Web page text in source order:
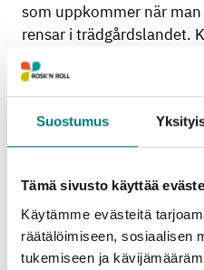
Suostumus
Tämä sivusto käyttää
Käytämme evästeitä
räätälöimiseen, sosiaalisen
tukemiseen ja
som uppkommer när
rensar i trädgårdslandet.
avfallsstationerna
avfallscentralerna och
Det får varken innehålla
Invasiva växter tas också
blandavfall.
Bland kvistarna och
vedväxter och lass med